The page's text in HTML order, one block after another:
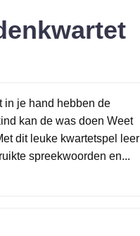
in je hand hebben de
kan de was doen Weet
dit leuke kwartetspel leer
spreekwoorden en...